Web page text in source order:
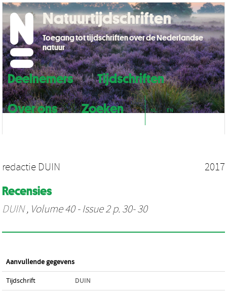
Deelnemers
Tijdschriften
Over ons
Zoeken NL EN
Natuurtijdschriften
Toegang tot tijdschriften over de Nederlandse
natuur
redactie DUIN 2017
Recensies
DUIN, Volume 40 - Issue 2 p. 30- 30
Aanvullende gegevens
Tijdschrift DUIN